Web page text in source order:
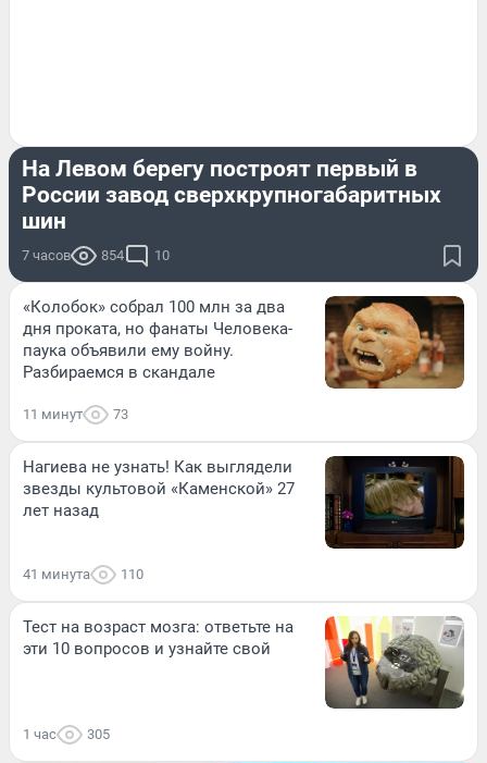
На Левом берегу построят первый в
России завод сверхкрупногабаритных
шин
7 часов 854 10
«Колобок» собрал 100 млн за два
дня проката, но фанаты Человека-
паука объявили ему войну.
Разбираемся в скандале
11 минут 73
Нагиева не узнать! Как выглядели
звезды культовой «Каменской» 27
лет назад
41 минута 110
Тест на возраст мозга: ответьте на
эти 10 вопросов и узнайте свой
1 час 305